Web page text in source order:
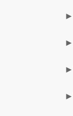
►
►
►
►